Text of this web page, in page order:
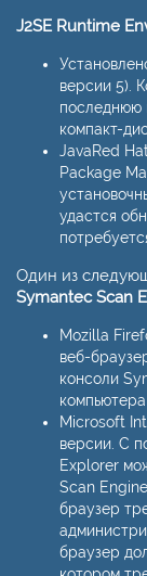
J2SE Runtime
версии 5).
последнюю
компакт-
JavaRed
Package
удастся
Один из
Symantec Scan
Mozilla
веб-
консоли
Microsoft
версии. С
Explorer
Scan
браузер
браузер